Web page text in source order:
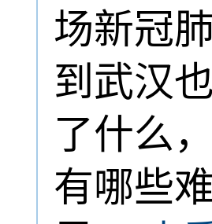
场新冠
到武汉
了什么
有哪些